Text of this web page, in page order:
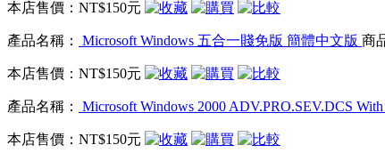
本店售價： NT$150元
產品名稱： Microsoft Windows 五合一賤免版 簡體中文版 商
本店售價： NT$150元
產品名稱： Microsoft Windows 2000 ADV.PRO.SEV.DCS
本店售價： NT$150元